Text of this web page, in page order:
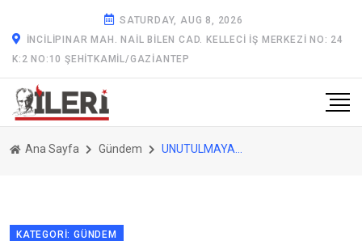
SATURDAY, AUG 8, 2026
İNCILIPINAR MAH. NAIL BILEN CAD. KELLECI İŞ MERKEZI NO: 24
K:2 NO:10 ŞEHITKAMIL/GAZİANTEP
Ana Sayfa Gündem
KATEGORI: GÜNDEM